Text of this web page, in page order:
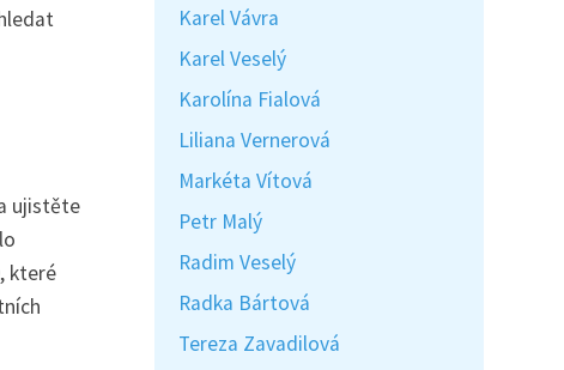
ujistěte
které
Karel Vávra
Karel Veselý
Karolína Fialová
Liliana Vernerová
Markéta Vítová
Petr Malý
Radim Veselý
Radka Bártová
Tereza Zavadilová